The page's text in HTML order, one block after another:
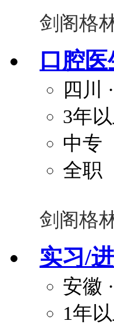
剑阁格
口腔医
四川
3年
中专
全职
剑阁格
实习/
安徽
1年